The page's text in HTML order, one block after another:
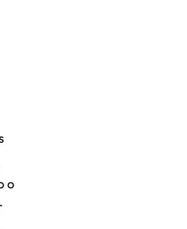
o